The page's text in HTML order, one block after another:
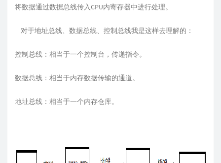
将数据通过数据总线传入CPU内寄存器中进行处理。
对于地址总线、数据总线、控制总线我是这样去理解的：
控制总线：相当于一个控制台，传递指令。
数据总线：相当于内存数据传输的通道。
地址总线：相当于一个内存仓库。